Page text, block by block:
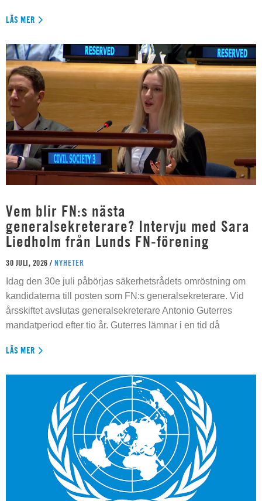
LÄS MER
Vem blir FN:s nästa
generalsekreterare? Intervju med Sara
Liedholm från Lunds FN-förening
30 JULI, 2026 / NYHETER
Idag den 30e juli påbörjas säkerhetsrådets omröstning om
kandidaterna till posten som FN:s generalsekreterare. Vid
årsskiftet avslutas generalsekreterare Antonio Guterres
mandatperiod efter tio år. Guterres lämnar i en tid då
LÄS MER